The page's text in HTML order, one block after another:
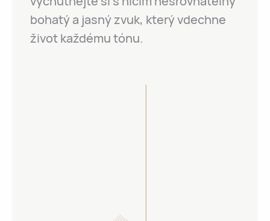
bohatý a jasný zvuk, který vdechne
život každému tónu.